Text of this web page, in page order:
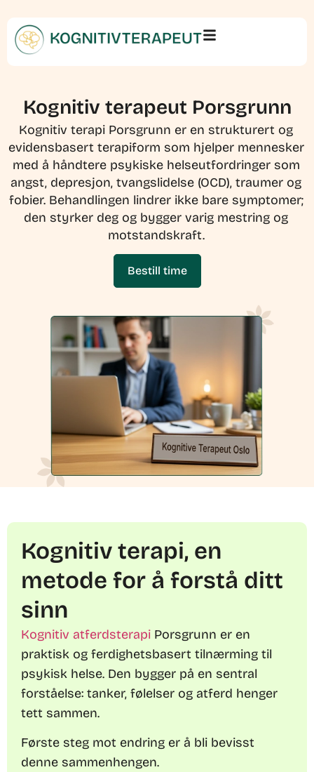
Kognitiv terapeut Porsgrunn
Kognitiv terapi Porsgrunn er en strukturert og
evidensbasert terapiform som hjelper mennesker
med å håndtere psykiske helseutfordringer som
angst, depresjon, tvangslidelse (OCD), traumer og
fobier. Behandlingen lindrer ikke bare symptomer;
den styrker deg og bygger varig mestring og
motstandskraft.
Bestill time
Kognitiv terapi, en
metode for å forstå ditt
sinn
Kognitiv atferdsterapi Porsgrunn er en
praktisk og ferdighetsbasert tilnærming til
psykisk helse. Den bygger på en sentral
forståelse: tanker, følelser og atferd henger
tett sammen.
Første steg mot endring er å bli bevisst
denne sammenhengen.